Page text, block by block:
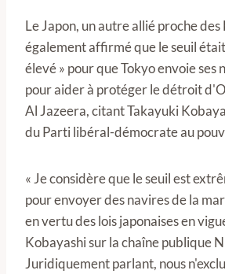
Le Japon, un autre allié proche
également affirmé que le seuil
élevé » pour que Tokyo envoie ses
pour aider à protéger le détroit
Al Jazeera, citant Takayuki
du Parti libéral-démocrate au
« Je considère que le seuil est
pour envoyer des navires de la
en vertu des lois japonaises en
Kobayashi sur la chaîne publique
Juridiquement parlant, nous